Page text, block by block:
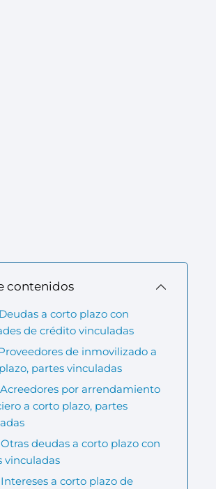
contenidos
a corto plazo con
de crédito vinculadas
Proveedores de inmovilizado a
partes vinculadas
Acreedores por arrendamiento
a corto plazo, partes
Otras deudas a corto plazo con
vinculadas
Intereses a corto plazo de